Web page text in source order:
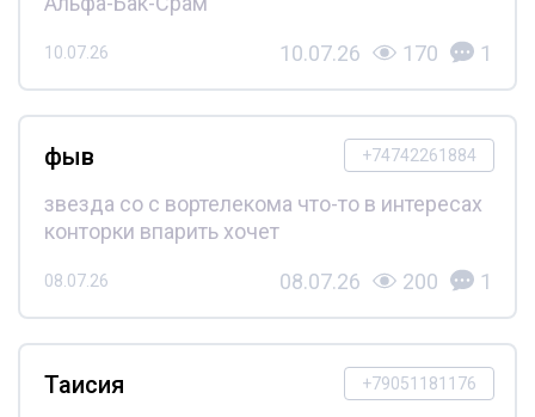
10.07.26 10.07.26 170 1
+74742261884
фыв
звезда со с вортелекома что-то в интересах
конторки впарить хочет
08.07.26 08.07.26 200 1
+79051181176
Таисия